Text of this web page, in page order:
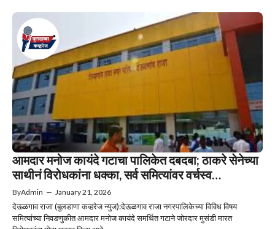
आमदार मनोज कायंदे गटाचा पालिकेत दबदबा; ठाकरे सेनेच्या
साथीनं विरोधकांना धक्का, सर्व समित्यांवर वर्चस्व…
ByAdmin — January 21, 2026
देऊळगाव राजा (बुलडाणा कव्हरेज न्युज):देऊळगाव राजा नगरपालिकेच्या विविध विषय
समित्यांच्या निवडणुकीत आमदार मनोज कायंदे समर्थित गटाने जोरदार मुसंडी मारत